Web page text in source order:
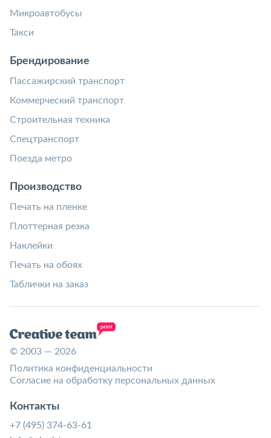
Микроавтобусы
Такси
Брендирование
Пассажирский транспорт
Коммерческий транспорт
Строительная техника
Спецтранспорт
Поезда метро
Производство
Печать на пленке
Плоттерная резка
Наклейки
Печать на обоях
Таблички на заказ
© 2003 — 2026
Политика конфиденциальности
Согласие на обработку персональных данных
Контакты
+7 (495) 374-63-61